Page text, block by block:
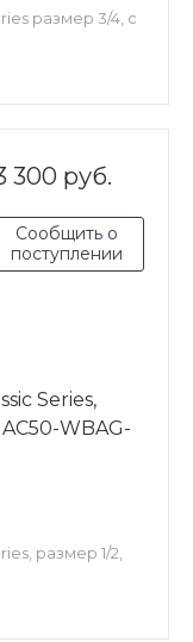
размер 3/4, с
300 руб.
Сообщить о
поступлении
Series,
WBAG-
размер 1/2,